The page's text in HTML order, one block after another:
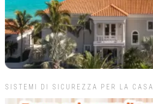
SISTEMI DI SICUREZZA PER LA CASA